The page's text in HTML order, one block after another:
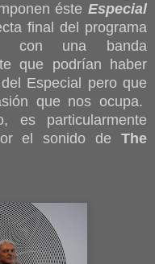
éste Especial
final del programa
una banda
que podrían haber
Especial pero que
que nos ocupa.
es particularmente
el sonido de The